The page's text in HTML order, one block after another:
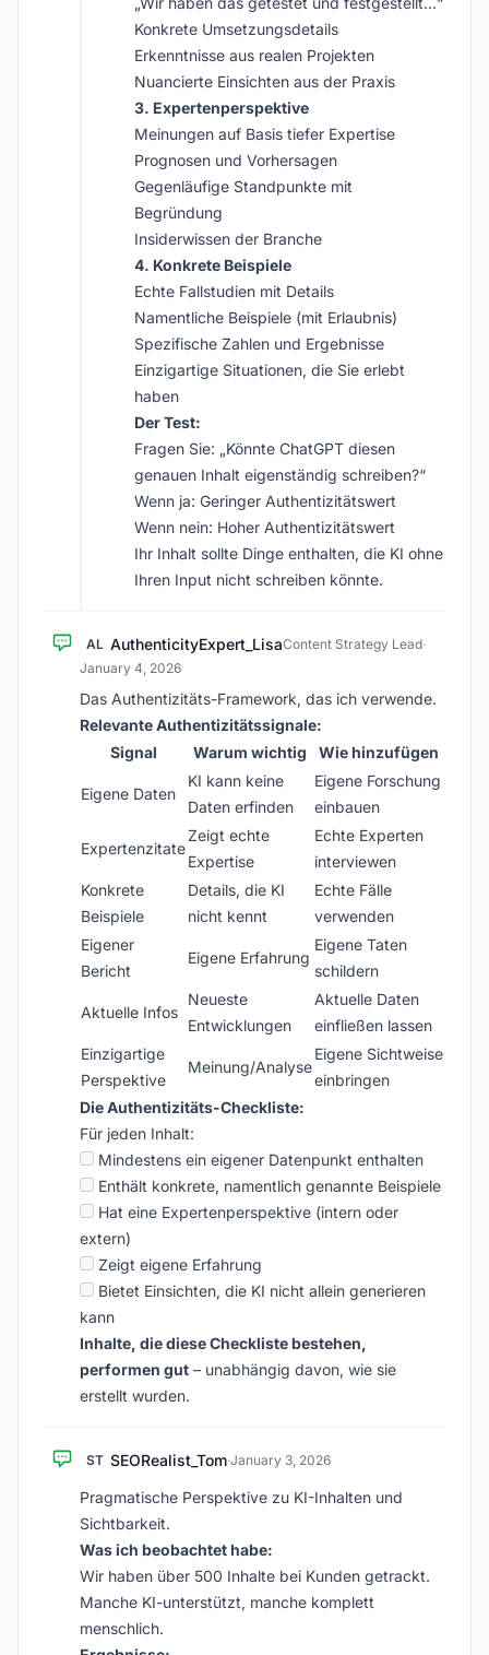
Konkrete Umsetzungsdetails
Erkenntnisse aus realen Projekten
Nuancierte Einsichten aus der Praxis
3. Expertenperspektive
Meinungen auf Basis tiefer Expertise
Prognosen und Vorhersagen
Gegenläufige Standpunkte mit
Begründung
Insiderwissen der Branche
4. Konkrete Beispiele
Echte Fallstudien mit Details
Namentliche Beispiele (mit Erlaubnis)
Spezifische Zahlen und Ergebnisse
Einzigartige Situationen, die Sie erlebt
haben
Der Test:
Fragen Sie: „Könnte ChatGPT diesen
genauen Inhalt eigenständig schreiben?“
Wenn ja: Geringer Authentizitätswert
Wenn nein: Hoher Authentizitätswert
Ihr Inhalt sollte Dinge enthalten, die KI ohne
Ihren Input nicht schreiben könnte.
AL AuthenticityExpert_LisaContent Strategy Lead·
January 4, 2026
Das Authentizitäts-Framework, das ich verwende.
Relevante Authentizitätssignale:
Signal
Warum wichtig Wie hinzufügen
Eigene Daten
KI kann keine
Daten erfinden
Eigene Forschung
einbauen
Expertenzitate
Zeigt echte
Expertise
Echte Experten
interviewen
Konkrete
Beispiele
Details, die KI
nicht kennt
Echte Fälle
verwenden
Eigener
Bericht
Eigene Erfahrung
Eigene Taten
schildern
Aktuelle Infos
Neueste
Entwicklungen
Aktuelle Daten
einfließen lassen
Einzigartige
Perspektive
Meinung/Analyse
Eigene Sichtweise
einbringen
Die Authentizitäts-Checkliste:
Für jeden Inhalt:
Mindestens ein eigener Datenpunkt enthalten
Enthält konkrete, namentlich genannte Beispiele
Hat eine Expertenperspektive (intern oder
extern)
Zeigt eigene Erfahrung
Bietet Einsichten, die KI nicht allein generieren
kann
Inhalte, die diese Checkliste bestehen,
performen gut – unabhängig davon, wie sie
erstellt wurden.
ST SEORealist_Tom·January 3, 2026
Pragmatische Perspektive zu KI-Inhalten und
Sichtbarkeit.
Was ich beobachtet habe:
Wir haben über 500 Inhalte bei Kunden getrackt.
Manche KI-unterstützt, manche komplett
menschlich.